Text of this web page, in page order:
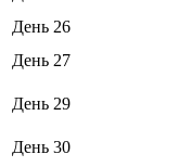
День 26
День 27
День 29
День 30